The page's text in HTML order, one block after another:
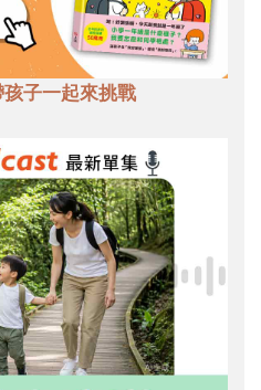
子一起來挑戰